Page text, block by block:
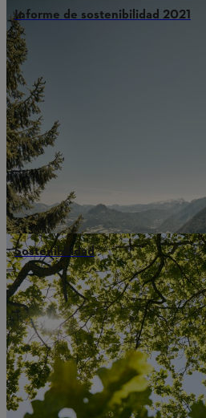
Informe de sostenibilidad 2021
Sostenibilidad